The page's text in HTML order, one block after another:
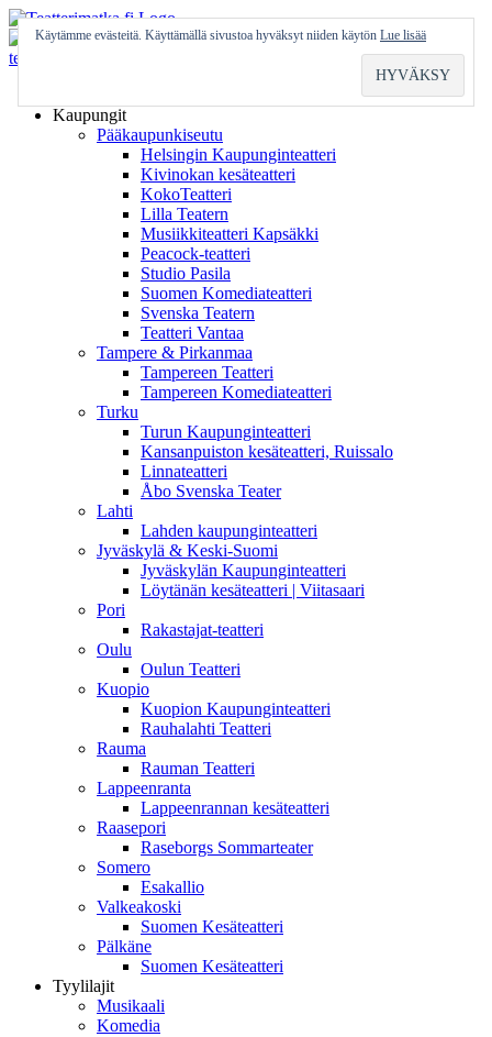
Skip
to
content
Kaupungit
Pääkaupunkiseutu
Helsingin Kaupunginteatteri
Kivinokan kesäteatteri
KokoTeatteri
Lilla Teatern
Musiikkiteatteri Kapsäkki
Peacock-teatteri
Studio Pasila
Suomen Komediateatteri
Svenska Teatern
Teatteri Vantaa
Tampere & Pirkanmaa
Tampereen Teatteri
Tampereen Komediateatteri
Turku
Turun Kaupunginteatteri
Kansanpuiston kesäteatteri, Ruissalo
Linnateatteri
Åbo Svenska Teater
Lahti
Lahden kaupunginteatteri
Jyväskylä & Keski-Suomi
Jyväskylän Kaupunginteatteri
Löytänän kesäteatteri | Viitasaari
Pori
Rakastajat-teatteri
Oulu
Oulun Teatteri
Kuopio
Kuopion Kaupunginteatteri
Rauhalahti Teatteri
Rauma
Rauman Teatteri
Lappeenranta
Lappeenrannan kesäteatteri
Raasepori
Raseborgs Sommarteater
Somero
Esakallio
Valkeakoski
Suomen Kesäteatteri
Pälkäne
Suomen Kesäteatteri
Tyylilajit
Musikaali
Komedia
Käytämme evästeitä. Käyttämällä sivustoa hyväksyt niiden käytön Lue lisää